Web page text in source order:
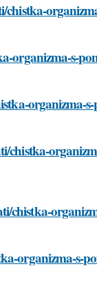
organizma-s-
organizma-
chistka-
chistka-
organizma-s-